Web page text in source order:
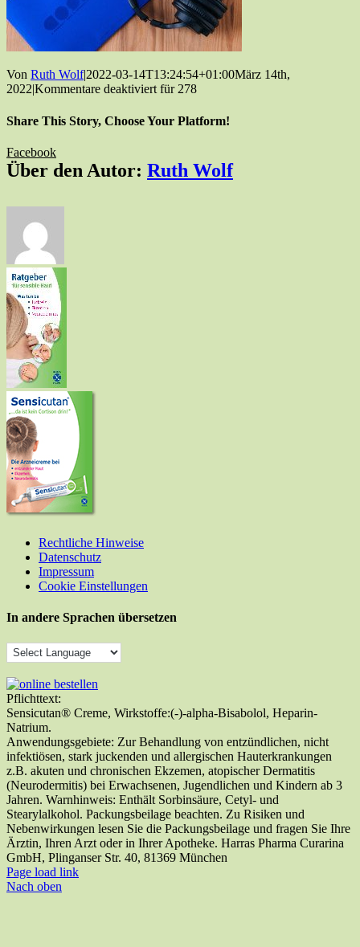
Von Ruth Wolf|2022-03-14T13:24:54+01:00März 14th,
2022|Kommentare deaktiviertfür 278
Share This Story, Choose Your Platform!
Facebook
Über den Autor: Ruth Wolf
Rechtliche Hinweise
Datenschutz
Impressum
Cookie Einstellungen
In andere Sprachen übersetzen
Pflichttext:
Sensicutan® Creme, Wirkstoffe:(-)-alpha-Bisabolol, Heparin-
Natrium.
Anwendungsgebiete: Zur Behandlung von entzündlichen, nicht
infektiösen, stark juckenden und allergischen Hauterkrankungen
z.B. akuten und chronischen Ekzemen, atopischer Dermatitis
(Neurodermitis) bei Erwachsenen, Jugendlichen und Kindern ab 3
Jahren. Warnhinweis: Enthält Sorbinsäure, Cetyl- und
Stearylalkohol. Packungsbeilage beachten. Zu Risiken und
Nebenwirkungen lesen Sie die Packungsbeilage und fragen Sie Ihre
Ärztin, Ihren Arzt oder in Ihrer Apotheke. Harras Pharma Curarina
GmbH, Plinganser Str. 40, 81369 München
Page load link
Nach oben